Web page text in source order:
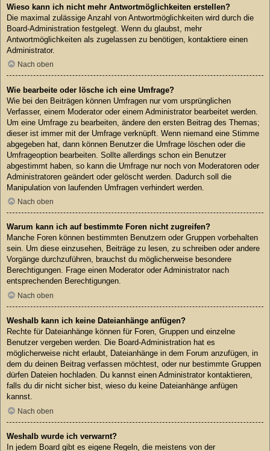
Wieso kann ich nicht mehr Antwortmöglichkeiten erstellen?
Die maximal zulässige Anzahl von Antwortmöglichkeiten wird durch die
Board-Administration festgelegt. Wenn du glaubst, mehr
Antwortmöglichkeiten als zugelassen zu benötigen, kontaktiere einen
Administrator.
Nach oben
Wie bearbeite oder lösche ich eine Umfrage?
Wie bei den Beiträgen können Umfragen nur vom ursprünglichen
Verfasser, einem Moderator oder einem Administrator bearbeitet werden.
Um eine Umfrage zu bearbeiten, ändere den ersten Beitrag des Themas;
dieser ist immer mit der Umfrage verknüpft. Wenn niemand eine Stimme
abgegeben hat, dann können Benutzer die Umfrage löschen oder die
Umfrageoption bearbeiten. Sollte allerdings schon ein Benutzer
abgestimmt haben, so kann die Umfrage nur noch von Moderatoren oder
Administratoren geändert oder gelöscht werden. Dadurch soll die
Manipulation von laufenden Umfragen verhindert werden.
Nach oben
Warum kann ich auf bestimmte Foren nicht zugreifen?
Manche Foren können bestimmten Benutzern oder Gruppen vorbehalten
sein. Um diese einzusehen, Beiträge zu lesen, zu schreiben oder andere
Vorgänge durchzuführen, brauchst du möglicherweise besondere
Berechtigungen. Frage einen Moderator oder Administrator nach
entsprechenden Berechtigungen.
Nach oben
Weshalb kann ich keine Dateianhänge anfügen?
Rechte für Dateianhänge können für Foren, Gruppen und einzelne
Benutzer vergeben werden. Die Board-Administration hat es
möglicherweise nicht erlaubt, Dateianhänge in dem Forum anzufügen, in
dem du deinen Beitrag verfassen möchtest, oder nur bestimmte Gruppen
dürfen Dateien hochladen. Du kannst einen Administrator kontaktieren,
falls du dir nicht sicher bist, wieso du keine Dateianhänge anfügen
kannst.
Nach oben
Weshalb wurde ich verwarnt?
In jedem Board gibt es eigene Regeln, die meistens von der